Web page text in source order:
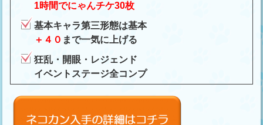
1時間でにゃんチケ30枚
基本キャラ第三形態は基本
＋４０ まで一気に上げる
狂乱・開眼・レジェンド
イベントステージ全コンプ